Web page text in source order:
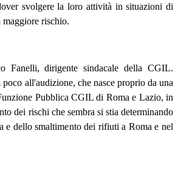
svolgere la loro attività in situazioni di
maggiore rischio.
Fanelli, dirigente sindacale della CGIL.
all'audizione, che nasce proprio da una
Pubblica CGIL di Roma e Lazio, in
dei rischi che sembra si stia determinando
e dello smaltimento dei rifiuti a Roma e nel